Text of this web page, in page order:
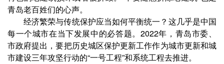
青岛老百姓们的心声。
经济繁荣与传统保护应当如何平衡统一？这几乎是中国
每一个城市在当下发展中的必答题。2022年，青岛市委、
市政府提出，要把历史城区保护更新工作作为城市更新和城
市建设三年攻坚行动的“一号工程”和系统工程去推进。